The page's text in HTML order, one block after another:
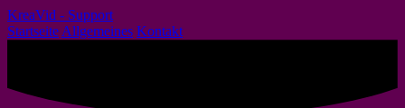
Zum
Inhalt
KreaVid - Support
Startseite Allgemeines Kontakt